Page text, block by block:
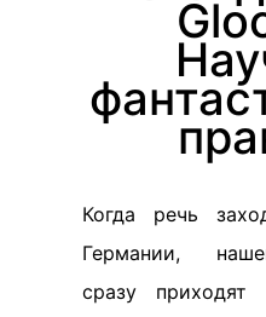
Когда речь
Германии,
сразу